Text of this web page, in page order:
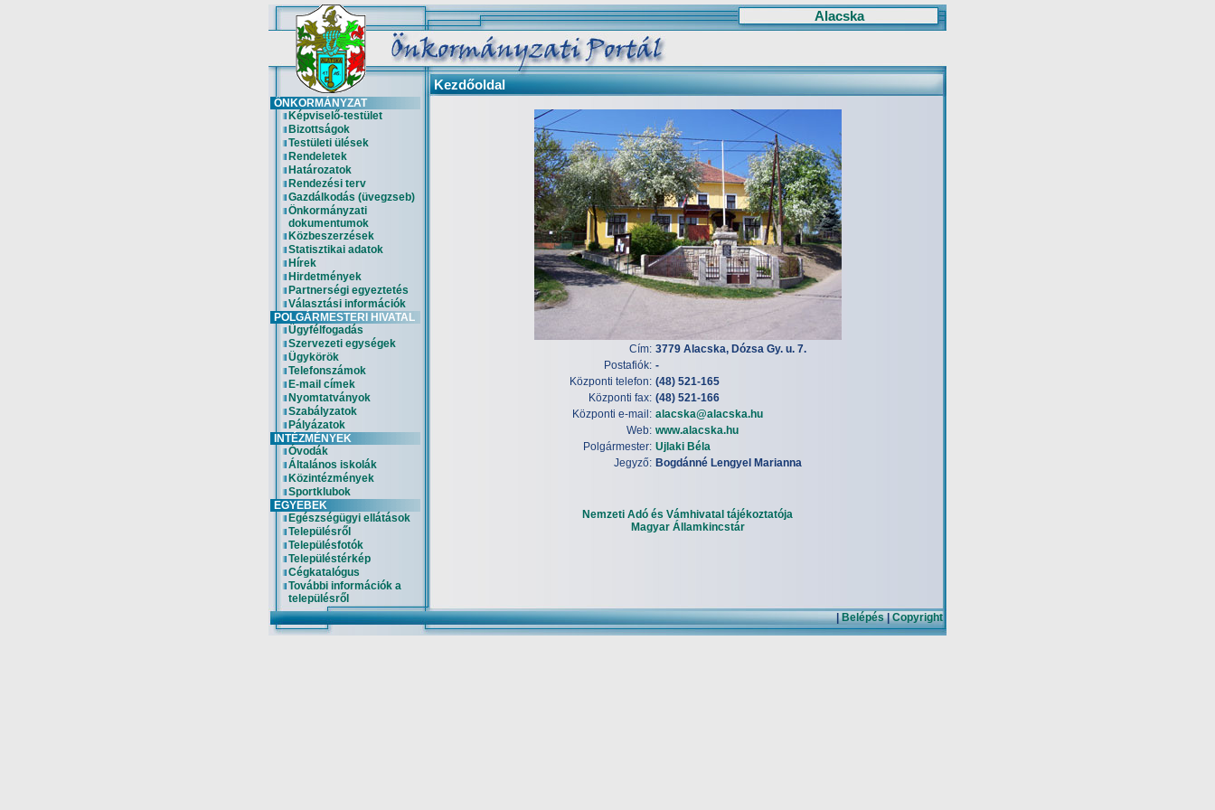
Alacska
Kezdőoldal
ÖNKORMÁNYZAT
Képviselő-testület
Bizottságok
Testületi ülések
Rendeletek
Határozatok
Rendezési terv
Gazdálkodás (üvegzseb)
Önkormányzati
dokumentumok
Közbeszerzések
Statisztikai adatok
Hírek
Hirdetmények
Partnerségi egyeztetés
Választási információk
POLGÁRMESTERI HIVATAL
Ügyfélfogadás
Szervezeti egységek
Ügykörök
Telefonszámok
E-mail címek
Nyomtatványok
Szabályzatok
Pályázatok
INTÉZMÉNYEK
Óvodák
Általános iskolák
Közintézmények
Sportklubok
EGYEBEK
Egészségügyi ellátások
Településről
Településfotók
Településtérkép
Cégkatalógus
További információk a
településről
Cím: 3779 Alacska, Dózsa Gy. u. 7.
Postafiók: -
Központi telefon: (48) 521-165
Központi fax: (48) 521-166
Központi e-mail: alacska@alacska.hu
Web: www.alacska.hu
Polgármester: Ujlaki Béla
Jegyző: Bogdánné Lengyel Marianna
Nemzeti Adó és Vámhivatal tájékoztatója
Magyar Államkincstár
|Belépés|Copyright